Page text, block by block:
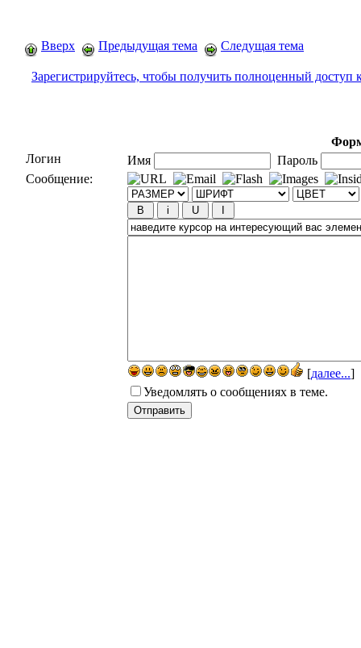
Вверх Предыдущая тема Следущая тема
Зарегистрируйтесь, чтобы получить полноценный доступ
Логин
Имя
Пароль
Сообщение:
[далее...]
Уведомлять о сообщениях в теме.